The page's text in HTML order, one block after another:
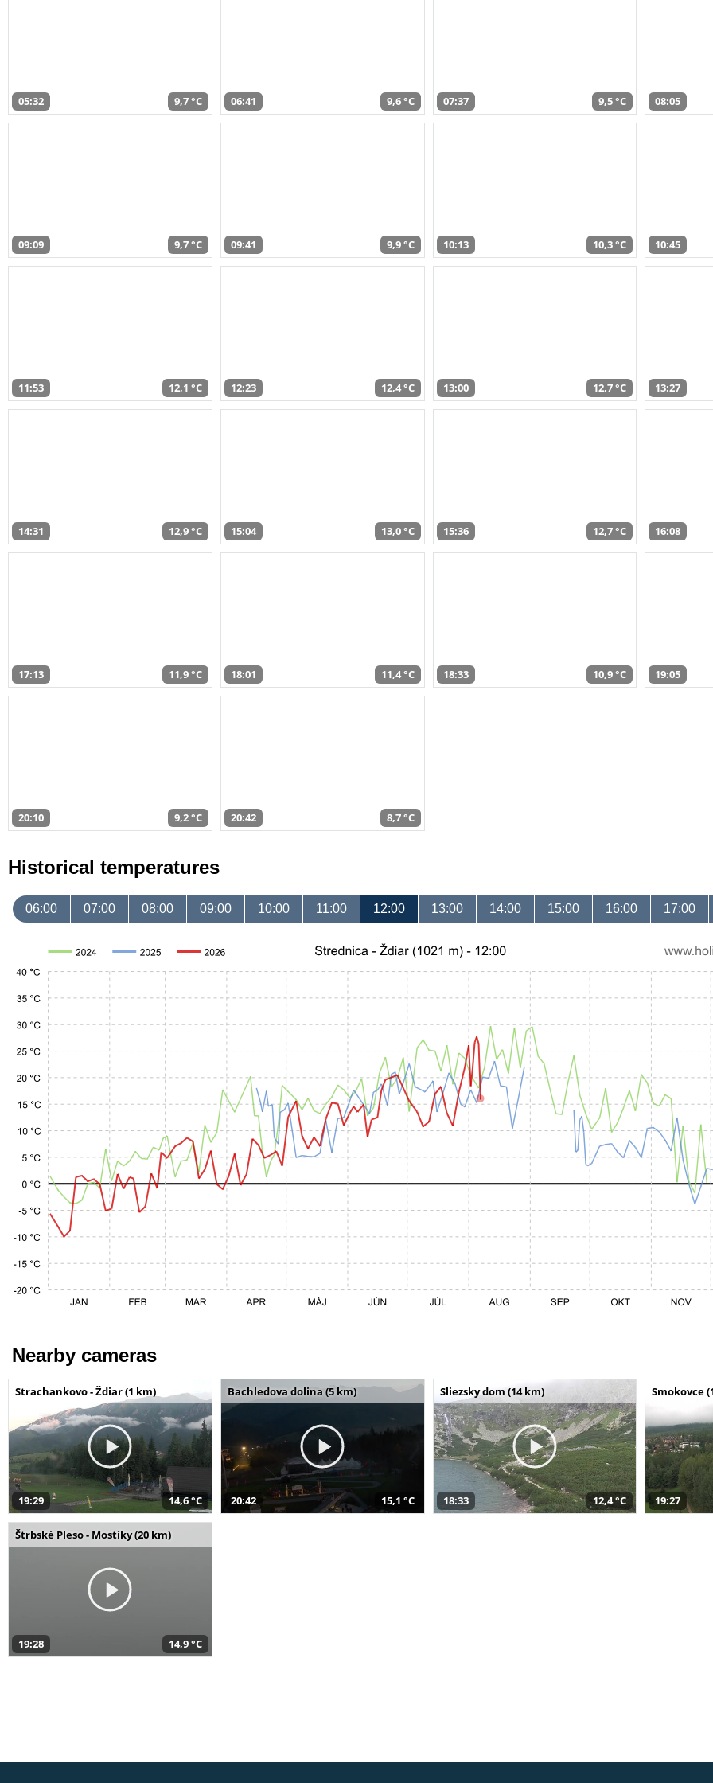
05:32 9,7 °C 06:41 9,6 °C 07:37 9,5 °C 08:05
09:09 9,7 °C 09:41 9,9 °C 10:13 10,3 °C 10:45
11:53 12,1 °C 12:23 12,4 °C 13:00 12,7 °C 13:27
14:31 12,9 °C 15:04 13,0 °C 15:36 12,7 °C 16:08
17:13 11,9 °C 18:01 11,4 °C 18:33 10,9 °C 19:05
20:10 9,2 °C 20:42 8,7 °C
Historical temperatures
06:00 07:00 08:00 09:00 10:00 11:00 12:00 13:00 14:00 15:00 16:00 17:00
Nearby cameras
Strachankovo - Ždiar (1 km)
19:29 14,6 °C
Bachledova dolina (5 km)
20:42 15,1 °C
Sliezsky dom (14 km)
18:33 12,4 °C
Smokovce
19:27
Štrbské Pleso - Mostíky (20 km)
19:28 14,9 °C